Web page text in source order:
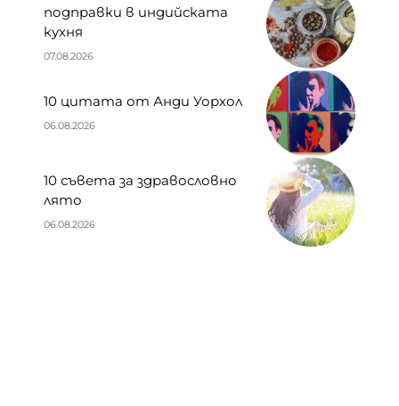
подправки в индийската
кухня
07.08.2026
10 цитата от Анди Уорхол
06.08.2026
10 съвета за здравословно
лято
06.08.2026